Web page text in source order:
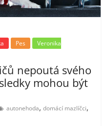
Pes
Veronika
nepoutá svého
mohou být
autonehoda,domácí mazlíčci,